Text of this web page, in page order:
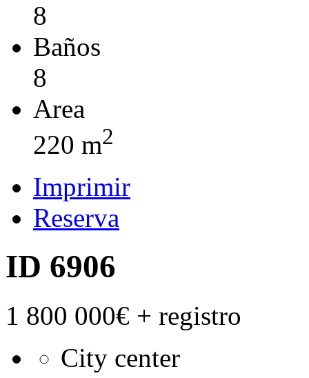
8
Baños
8
Area
220 m2
Imprimir
Reserva
ID 6906
1 800 000€ + registro
City center